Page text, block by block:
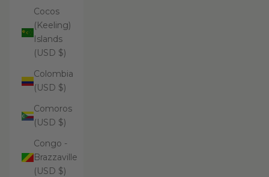
Cocos
(Keeling)
Islands
(USD $)
Colombia
(USD $)
Comoros
(USD $)
Congo -
Brazzaville
(USD $)